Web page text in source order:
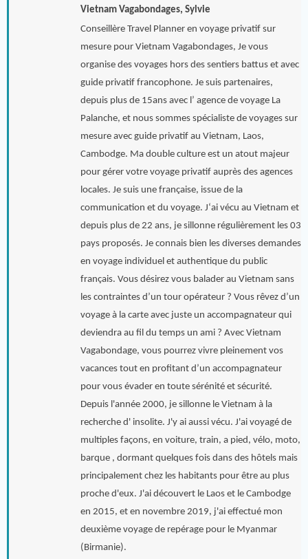
Vietnam Vagabondages, Sylvie
Conseillère Travel Planner en voyage privatif sur
mesure pour Vietnam Vagabondages, Je vous
organise des voyages hors des sentiers battus et avec
guide privatif francophone. Je suis partenaires,
depuis plus de 15ans avec l’ agence de voyage La
Palanche, et nous sommes spécialiste de voyages sur
mesure avec guide privatif au Vietnam, Laos,
Cambodge. Ma double culture est un atout majeur
pour gérer votre voyage privatif auprès des agences
locales. Je suis une française, issue de la
communication et du voyage. J‘ai vécu au Vietnam et
depuis plus de 22 ans, je sillonne régulièrement les 03
pays proposés. Je connais bien les diverses demandes
en voyage individuel et authentique du public
français. Vous désirez vous balader au Vietnam sans
les contraintes d’un tour opérateur ? Vous rêvez d’un
voyage à la carte avec juste un accompagnateur qui
deviendra au fil du temps un ami ? Avec Vietnam
Vagabondage, vous pourrez vivre pleinement vos
vacances tout en profitant d’un accompagnateur
pour vous évader en toute sérénité et sécurité.
Depuis l'année 2000, je sillonne le Vietnam à la
recherche d' insolite. J'y ai aussi vécu. J'ai voyagé de
multiples façons, en voiture, train, a pied, vélo, moto,
barque , dormant quelques fois dans des hôtels mais
principalement chez les habitants pour être au plus
proche d'eux. J'ai découvert le Laos et le Cambodge
en 2015, et en novembre 2019, j'ai effectué mon
deuxième voyage de repérage pour le Myanmar
(Birmanie).